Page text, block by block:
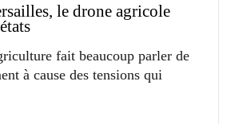
le drone agricole
fait beaucoup parler de
à cause des tensions qui